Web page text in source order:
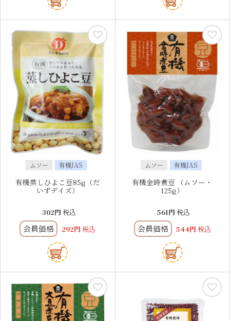
ムソー 有機JAS
有機蒸しひよこ豆85g（だ
いずデイズ）
302 税込
会員価格 292 税込
ムソー 有機JAS
有機金時煮豆 （ムソー・
125g）
561 税込
会員価格 544 税込